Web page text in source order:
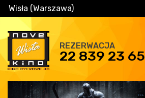
Wisła (Warszawa)
REZERWACJA
22 839 23 65